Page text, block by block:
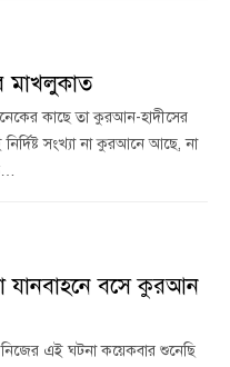
মাখলুকাত
কাছে তা কুরআন-হাদীসের
সংখ্যা না কুরআনে আছে, না
যানবাহনে বসে কুরআন
এই ঘটনা কয়েকবার শুনেছি